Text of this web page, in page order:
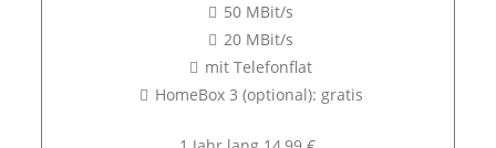
50 MBit/s
20 MBit/s
mit Telefonflat
HomeBox 3 (optional): gratis